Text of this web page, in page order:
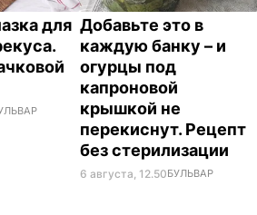
для Добавьте это в
каждую банку – и
огурцы под
капроновой
крышкой не
перекиснут. Рецепт
без стерилизации
6 августа, 12.50БУЛЬВАР